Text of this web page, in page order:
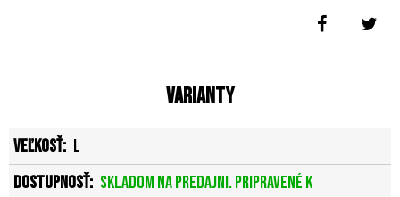
Varianty
L
Skladom na predajni. Pripravené k